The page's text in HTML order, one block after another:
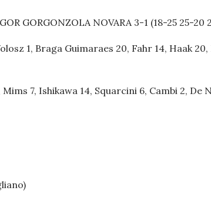
GORGONZOLA NOVARA 3-1 (18-25 25-20
1, Braga Guimaraes 20, Fahr 14, Haak
Mims 7, Ishikawa 14, Squarcini 6, Cambi 2,